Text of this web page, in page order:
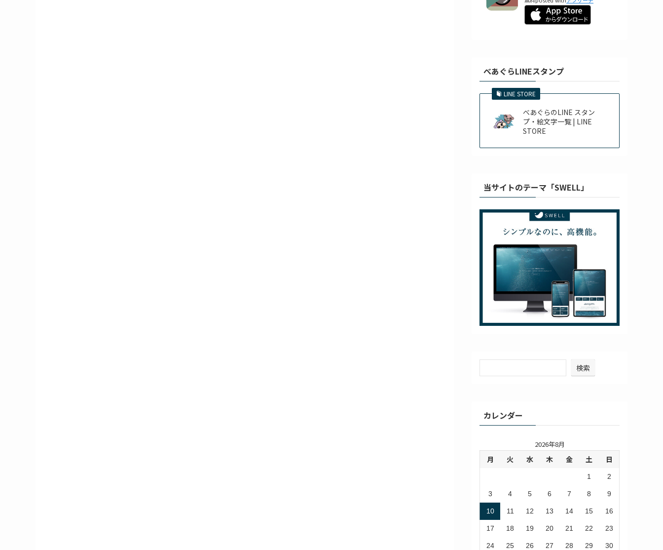
べあぐらLINEスタンプ
LINE STORE
べあぐらのLINE スタン
プ・絵文字一覧 | LINE
STORE
当サイトのテーマ「SWELL」
検索
カレンダー
2026年8月
月 火 水 木 金 土 日
1 2
3 4 5 6 7 8 9
10 11 12 13 14 15 16
17 18 19 20 21 22 23
24 25 26 27 28 29 30